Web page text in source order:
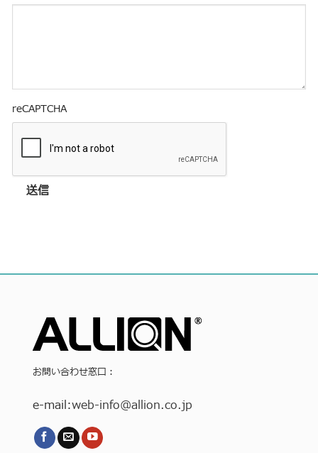
reCAPTCHA
送信
お問い合わせ窓口：
e-mail:web-info@allion.co.jp